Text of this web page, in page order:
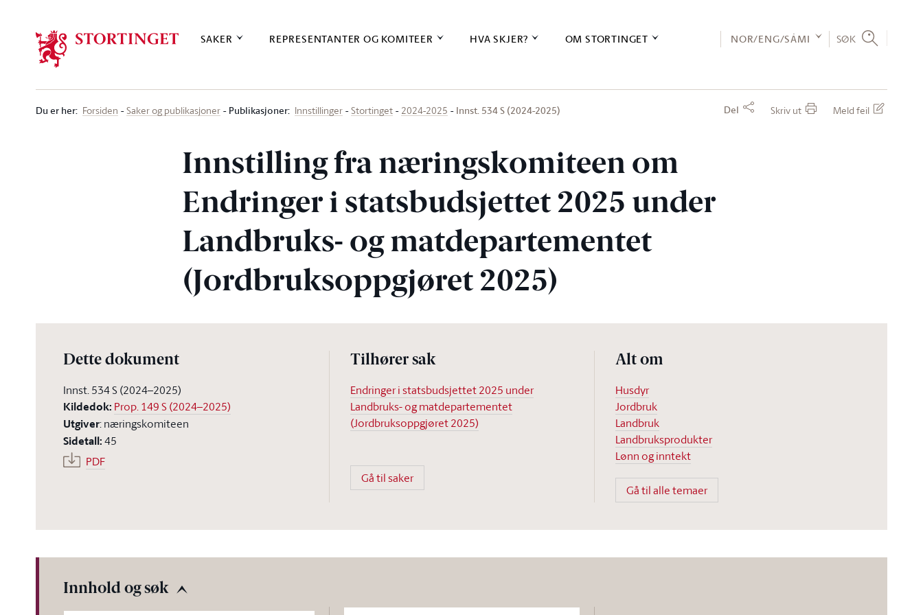
SAKER REPRESENTANTER OG KOMITEER HVA SKJER? OM STORTINGET NOR/ENG/SÁMI SØK
Du er her: Forsiden Saker og publikasjoner Publikasjoner: Innstillinger Stortinget 2024-2025 Innst. 534 S (2024-2025) Del Skriv ut Meld feil
Innstilling fra næringskomiteen om
Endringer i statsbudsjettet 2025 under
Landbruks- og matdepartementet
(Jordbruksoppgjøret 2025)
Dette dokument
Innst. 534 S (2024–2025)
Kildedok: Prop. 149 S (2024–2025)
Utgiver:næringskomiteen
Sidetall:45
PDF
Tilhører sak
Endringer i statsbudsjettet 2025 under
Landbruks- og matdepartementet
(Jordbruksoppgjøret 2025)
Gå til saker
Alt om
Husdyr
Jordbruk
Landbruk
Landbruksprodukter
Lønn og inntekt
Gå til alle temaer
Innhold og søk